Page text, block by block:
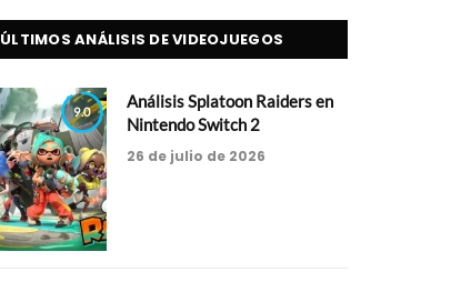
ÚLTIMOS ANÁLISIS DE VIDEOJUEGOS
9.0
Análisis Splatoon Raiders en
Nintendo Switch 2
26 de julio de 2026